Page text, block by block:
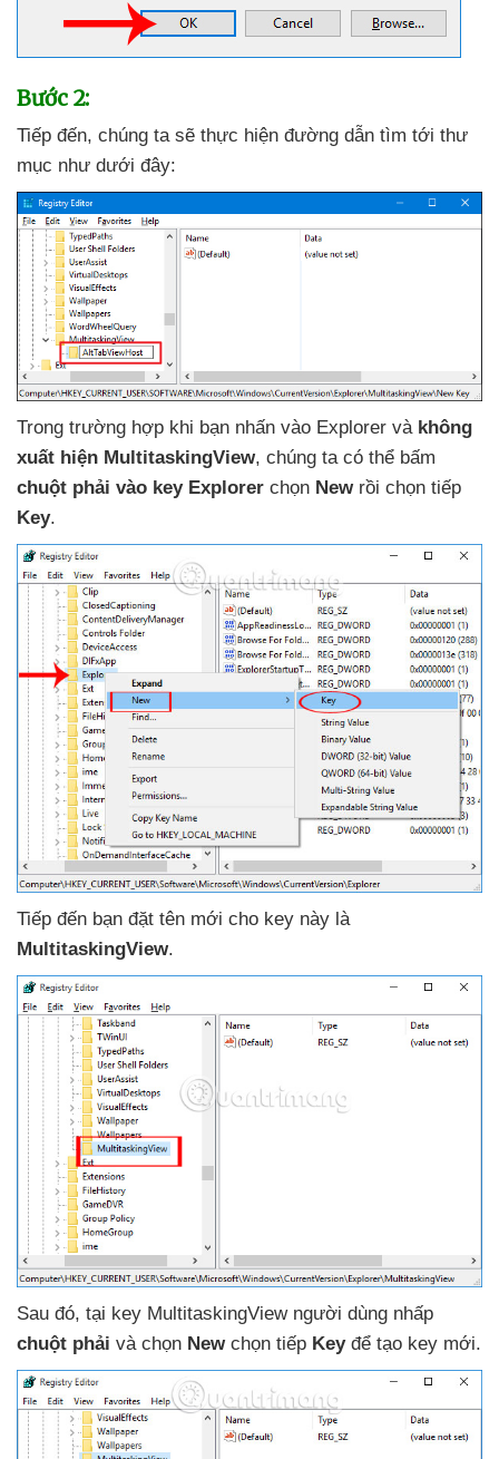
Bước 2:
Tiếp đến, chúng ta sẽ thực hiện đường dẫn tìm tới thư
mục như dưới đây:
Trong trường hợp khi bạn nhấn vào Explorer và không
xuất hiện MultitaskingView, chúng ta có thể bấm
chuột phải vào key Explorer chọn Newrồi chọn tiếp
Key.
Tiếp đến bạn đặt tên mới cho key này là
MultitaskingView.
Sau đó, tại key MultitaskingView người dùng nhấp
chuột phải và chọn Newchọn tiếp Key để tạo key mới.